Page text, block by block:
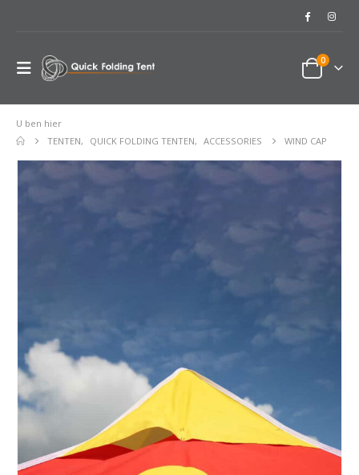
0
U ben hier
TENTEN, QUICK FOLDING TENTEN, ACCESSORIES WIND CAP